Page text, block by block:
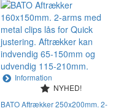
Information
NYHED!
BATO Aftrækker 250x200mm. 2-